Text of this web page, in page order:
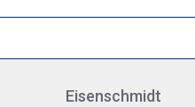
Eisenschmidt